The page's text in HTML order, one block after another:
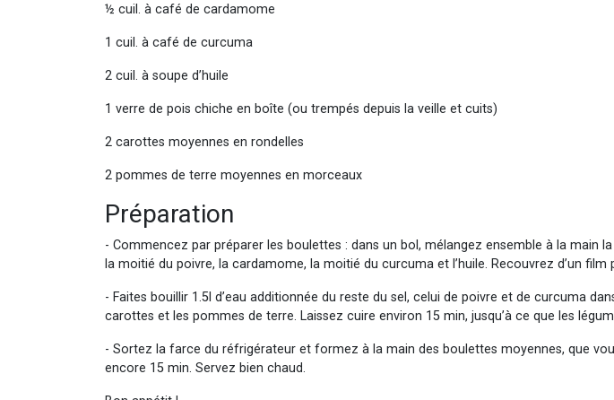
½ cuil. à café de cardamome
1 cuil. à café de curcuma
2 cuil. à soupe d’huile
1 verre de pois chiche en boîte (ou trempés depuis la veille et cuits)
2 carottes moyennes en rondelles
2 pommes de terre moyennes en morceaux
Préparation
- Commencez par préparer les boulettes : dans un bol, mélangez ensemble à la main
la moitié du poivre, la cardamome, la moitié du curcuma et l’huile. Recouvrez d’un
- Faites bouillir 1.5l d’eau additionnée du reste du sel, celui de poivre et de curcuma
carottes et les pommes de terre. Laissez cuire environ 15 min, jusqu’à ce que les
- Sortez la farce du réfrigérateur et formez à la main des boulettes moyennes, que
encore 15 min. Servez bien chaud.